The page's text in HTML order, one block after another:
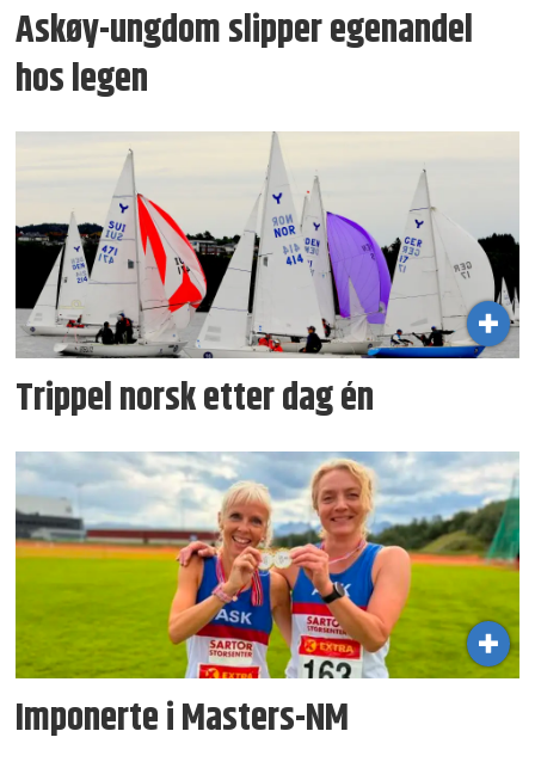
Askøy-ungdom slipper egenandel
hos legen
Trippel norsk etter dag én
Imponerte i Masters-NM